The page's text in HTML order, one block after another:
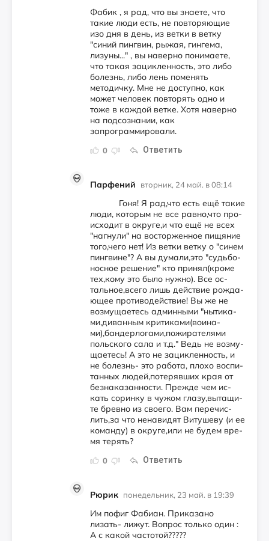
0 Ответить
Фабик , я рад, что вы знаете, что
такие люди есть, не повторяющие
изо дня в день, из ветки в ветку
"синий пингвин, рыжая, гингема,
лизуны..." , вы наверно понимаете,
что такая зацикленность, это либо
болезнь, либо лень поменять
методичку. Мне не доступно, как
может человек повторять одно и
тоже в каждой ветке. Хотя наверно
на подсознании, как
запрограммировали.
Парфений вторник, 24 май. в 08:14
0 Ответить
Го­ня! Я рад,что есть ещё та­кие
лю­ди, ко­то­рым не все рав­но,что про­
ис­хо­дит в ок­ру­ге,и что ещё не всех
"наг­ну­ли" на вос­тор­жен­ное пи­щя­ние
то­го,че­го нет! Из вет­ки вет­ку о "си­нем
пин­гви­не"? А вы ду­ма­ли,это "судь­бо­
нос­ное ре­ше­ние" кто при­нял(кро­ме
тех,ко­му это бы­ло нуж­но). Все ос­
таль­ное,все­го лишь дей­ствие рож­да­
ющее про­ти­во­дей­ствие! Вы же не
воз­му­ща­етесь ад­мин­ны­ми "ны­ти­ка­
ми,ди­ван­ным кри­ти­ка­ми(во­ина­
ми),бан­дер­ло­га­ми,по­жи­ра­те­ля­ми
поль­ско­го са­ла и т.д." Ведь не воз­му­
ща­етесь! А это не за­цик­лен­нос­ть, и
не бо­лезнь- это ра­бо­та, пло­хо вос­пи­
тан­ных лю­дей,по­те­ряв­ших края от
без­на­ка­зан­нос­ти. Преж­де чем ис­
кать со­рин­ку в чу­жом гла­зу,вы­та­щи­
те брев­но из сво­его. Вам пе­ре­чис­
лить,за что не­на­ви­дят Ви­ту­ше­ву (и ее
ко­ман­ду) в ок­ру­ге,или не бу­дем вре­
мя те­рять?
Рюрик понедельник, 23 май. в 19:39
Им пофиг Фабиан. Приказано
лизать- лижут. Вопрос только один :
А с какой частотой?????